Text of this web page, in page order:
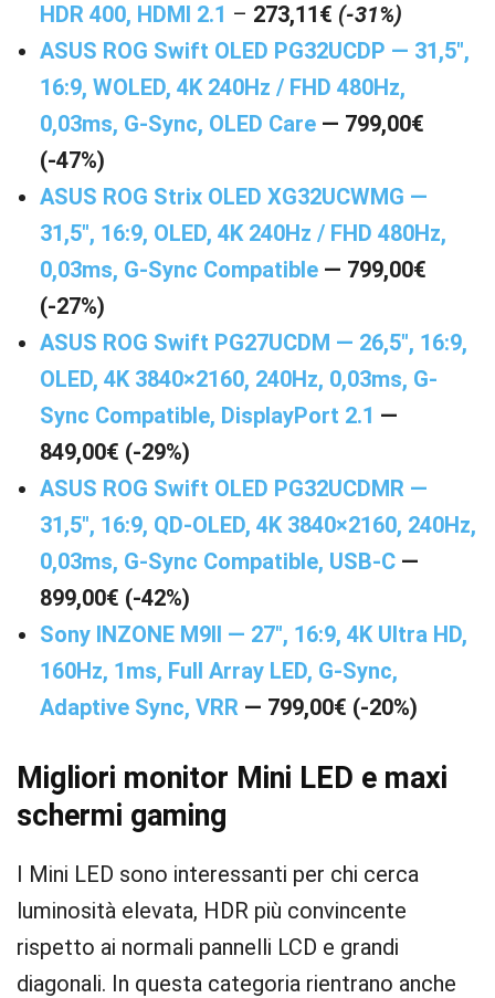
HDR 400, HDMI 2.1 – 273,11€ (-31%)
ASUS ROG Swift OLED PG32UCDP — 31,5″,
16:9, WOLED, 4K 240Hz / FHD 480Hz,
0,03ms, G-Sync, OLED Care — 799,00€
(-47%)
ASUS ROG Strix OLED XG32UCWMG —
31,5″, 16:9, OLED, 4K 240Hz / FHD 480Hz,
0,03ms, G-Sync Compatible — 799,00€
(-27%)
ASUS ROG Swift PG27UCDM — 26,5″, 16:9,
OLED, 4K 3840×2160, 240Hz, 0,03ms, G-
Sync Compatible, DisplayPort 2.1 —
849,00€ (-29%)
ASUS ROG Swift OLED PG32UCDMR —
31,5″, 16:9, QD-OLED, 4K 3840×2160, 240Hz,
0,03ms, G-Sync Compatible, USB-C —
899,00€ (-42%)
Sony INZONE M9II — 27″, 16:9, 4K Ultra HD,
160Hz, 1ms, Full Array LED, G-Sync,
Adaptive Sync, VRR — 799,00€ (-20%)
Migliori monitor Mini LED e maxi
schermi gaming
I Mini LED sono interessanti per chi cerca
luminosità elevata, HDR più convincente
rispetto ai normali pannelli LCD e grandi
diagonali. In questa categoria rientrano anche